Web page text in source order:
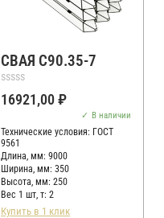
СВАЯ С90.35-7
Оценка
0
16921,00₽
В наличии
Технические условия: ГОСТ
9561
Длина, мм: 9000
Ширина, мм: 350
Высота, мм: 250
Вес 1 шт, т: 2
Купить в 1 клик